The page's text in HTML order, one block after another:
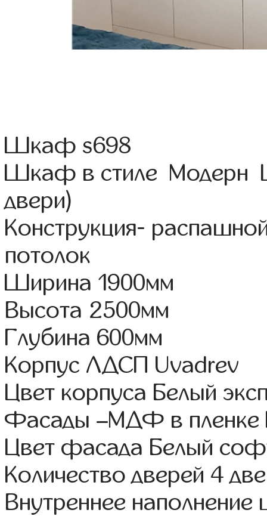
Шкаф s698
Шкаф в стиле Модерн
двери)
Конструкция-
потолок
Ширина 1900мм
Высота 2500мм
Глубина 600мм
Корпус ЛДСП Uvadrev
Цвет корпуса Белый
Фасады –МДФ в пленке
Цвет фасада Белый
Количество дверей 4
Внутреннее